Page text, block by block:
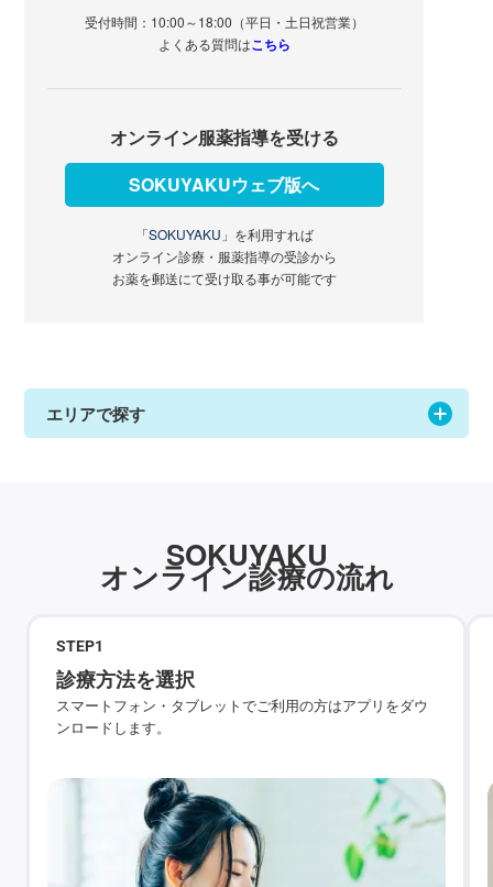
受付時間：10:00～18:00（平日・土日祝営業）
よくある質問はこちら
オンライン服薬指導を受ける
SOKUYAKUウェブ版へ
「SOKUYAKU」 を利用すれば
オンライン診療・服薬指導の受診から
お薬を郵送にて受け取る事が可能です
エリアで探す
SOKUYAKU
オンライン診療の流れ
STEP1
診療方法を選択
スマートフォン・タブレットでご利用の方はアプリをダウ
ンロードします。